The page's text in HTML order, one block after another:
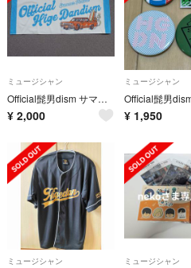
ミュージシャン
Official髭男dism サマーフェスティバル フェイスタオル ヒゲダン
¥ 2,000
ミュージシャン
¥ 1,950
ミュージシャン ミュージシャン